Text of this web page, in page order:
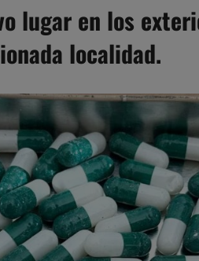
lugar en los
localidad.